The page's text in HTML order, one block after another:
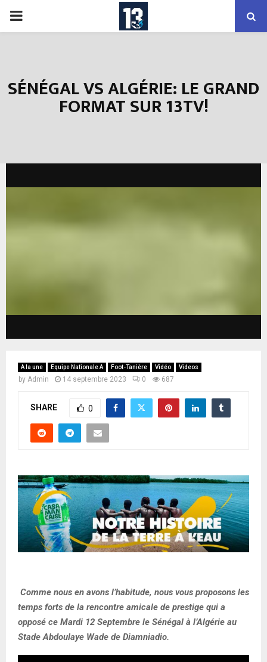
PRIMARY
SÉNÉGAL VS ALGÉRIE: LE GRAND
FORMAT SUR 13TV!
A la une Equipe Nationale A Foot-Tanière Vidéo Videos
by Admin 14 septembre 2023 0 687
SHARE 0
Comme nous en avons l’habitude, nous vous proposons les
temps forts de la rencontre amicale de prestige qui a
opposé ce Mardi 12 Septembre le Sénégal à l’Algérie au
Stade Abdoulaye Wade de Diamniadio.